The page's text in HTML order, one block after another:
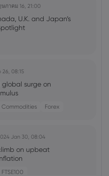
ภาคม 16, 21:00
U.K. and Japan’s
26, 08:15
surge on
Commodities Forex
Jan 30, 08:04
on upbeat
FTSE100